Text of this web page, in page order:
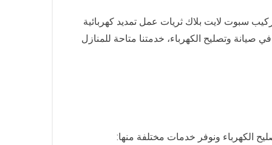
سبوت لايت بلاك ثريات عمل تمديد كهربائية
وتصليح الكهرباء، خدمتنا متاحة للمنازل
الكهرباء ونوفر خدمات مختلفة منها: